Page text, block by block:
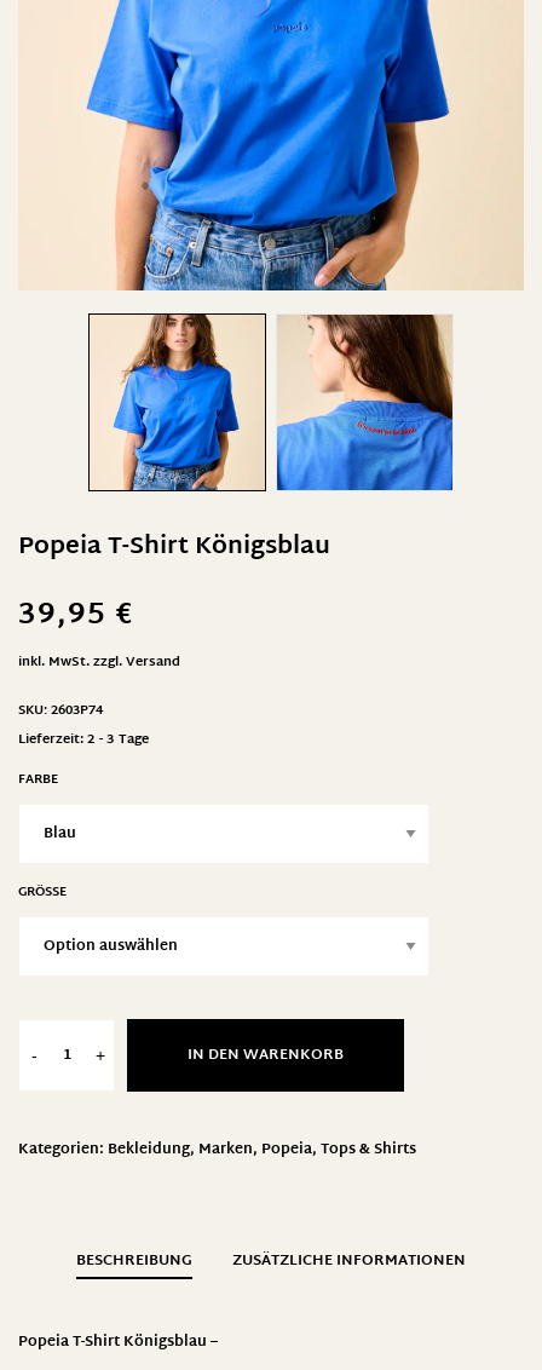
Popeia T-Shirt Königsblau
39,95 €
inkl. MwSt.zzgl.Versand
SKU:2603P74
Lieferzeit:2 - 3 Tage
FARBE
GRÖSSE
- + IN DEN WARENKORB
Kategorien: Bekleidung, Marken, Popeia,Tops & Shirts
BESCHREIBUNG ZUSÄTZLICHE INFORMATIONEN
Popeia T-Shirt Königsblau –